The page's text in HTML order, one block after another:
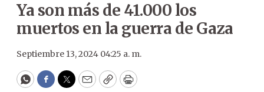
Ya son más de 41.000 los
muertos en la guerra de Gaza
Septiembre 13, 2024 04:25 a. m.
WhatsApp
Facebook
Twitter
EmailCopyPrint